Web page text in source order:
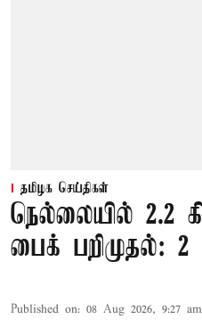
தமிழக செய்திகள்
நெல்லையில் 2.2
பைக் பறிமுதல்: 2
Published on: 08 Aug 2026, 9:27 am